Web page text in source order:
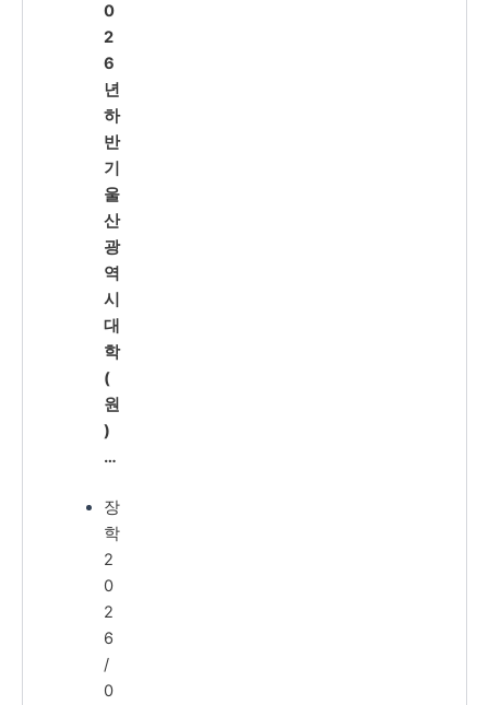
0
2
6
년
하
반
기
울
산
광
역
시
대
학
(
원
)
…
장
학
2
0
2
6
/
0